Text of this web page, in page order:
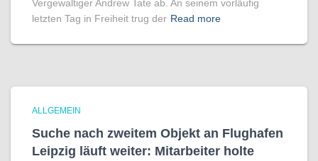
Vergewaltiger Andrew Tate ab. An seinem vorläufig
letzten Tag in Freiheit trug der Read more
ALLGEMEIN
Suche nach zweitem Objekt an Flughafen
Leipzig läuft weiter: Mitarbeiter holte